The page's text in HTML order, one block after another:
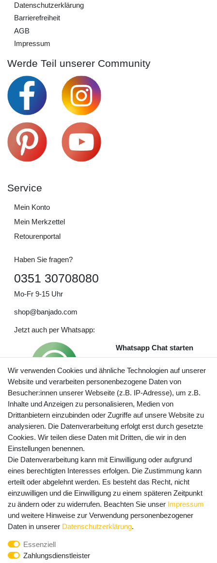
Daten­schutz­erklärung
Barrierefreiheit
AGB
Impressum
Werde Teil unserer Community
Service
Mein Konto
Mein Merkzettel
Retourenportal
Haben Sie fragen?
0351 30708080
Mo-Fr 9-15 Uhr
shop@banjado.com
Jetzt auch per Whatsapp:
Whatsapp Chat starten
Preisangaben inkl. gesetzl. MwSt. und zzgl. Service- und
Versandkosten
Newsletter Anmeldung - Keine Angebote
mehr verpassen!
E-MAIL **
Newsletter
Honig
Hiermit bestätige ich, dass ich dieDaten­schutz­erklärung
widerrufen.**
Wir verwenden Cookies und ähnliche Technologien auf unserer
Website und verarbeiten personenbezogene Daten von
Besucher:innen unserer Webseite (z.B. IP-Adresse), um z.B.
Inhalte und Anzeigen zu personalisieren, Medien von
Drittanbietern einzubinden oder Zugriffe auf unsere Website zu
analysieren. Die Datenverarbeitung erfolgt erst durch gesetzte
Cookies. Wir teilen diese Daten mit Dritten, die wir in den
Einstellungen benennen.
Die Datenverarbeitung kann mit Einwilligung oder aufgrund
eines berechtigten Interesses erfolgen. Die Zustimmung kann
erteilt oder abgelehnt werden. Es besteht das Recht, nicht
einzuwilligen und die Einwilligung zu einem späteren Zeitpunkt
zu ändern oder zu widerrufen. Beachten Sie unser Impressum
und weitere Hinweise zur Verwendung personenbezogener
Daten in unserer Daten­schutz­erklärung.
Essenziell
Zahlungsdienstleister